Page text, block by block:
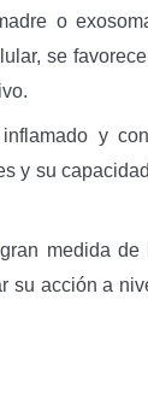
o
se
y
y su
medida
su acción a